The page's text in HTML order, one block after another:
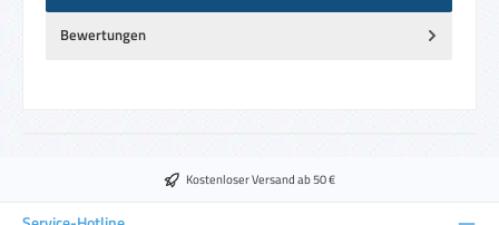
Bewertungen
Kostenloser Versand ab 50 €